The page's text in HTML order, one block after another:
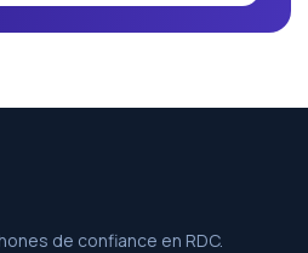
de confiance en RDC.